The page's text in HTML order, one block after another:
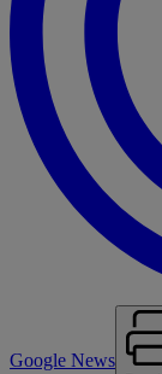
Google News